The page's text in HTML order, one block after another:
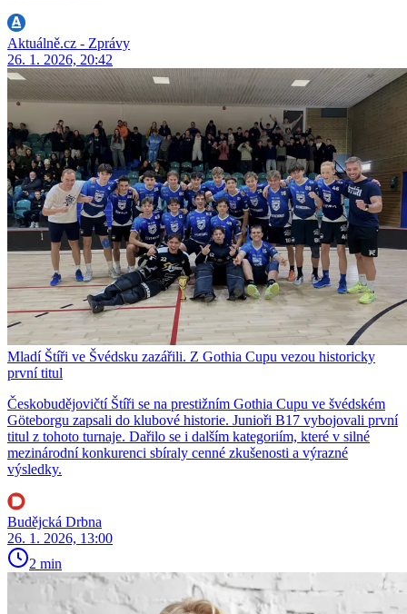
Aktuálně.cz - Zprávy
26. 1. 2026, 20:42
Mladí Štíři ve Švédsku zazářili. Z Gothia Cupu vezou historicky
první titul
Českobudějovičtí Štíři se na prestižním Gothia Cupu ve švédském
Göteborgu zapsali do klubové historie. Junioři B17 vybojovali první
titul z tohoto turnaje. Dařilo se i dalším kategoriím, které v silné
mezinárodní konkurenci sbíraly cenné zkušenosti a výrazné
výsledky.
Budějcká Drbna
26. 1. 2026, 13:00
2 min